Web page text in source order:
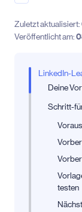
Zuletzt aktualisiert:
Veröffentlicht am:
LinkedIn-
Deine
Schritt-
testen